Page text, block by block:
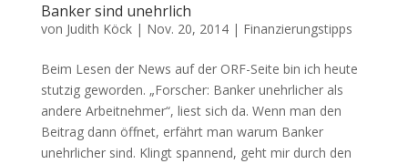
Banker sind unehrlich
von Judith Köck| Nov. 20, 2014| Finanzierungstipps
Beim Lesen der News auf der ORF-Seite bin ich heute
stutzig geworden. „Forscher: Banker unehrlicher als
andere Arbeitnehmer“, liest sich da. Wenn man den
Beitrag dann öffnet, erfährt man warum Banker
unehrlicher sind. Klingt spannend, geht mir durch den